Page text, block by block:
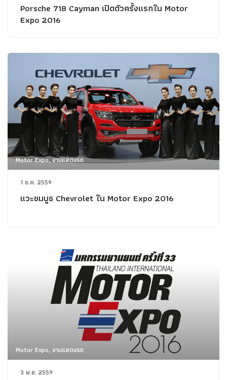
Porsche 718 Cayman เปิดตัวครั้งแรกใน Motor
Expo 2016
Motor Expo, งานแสดงรถ
1 ธ.ค. 2559
แวะชมบูธ Chevrolet ใน Motor Expo 2016
Motor Expo, งานแสดงรถ
3 พ.ย. 2559